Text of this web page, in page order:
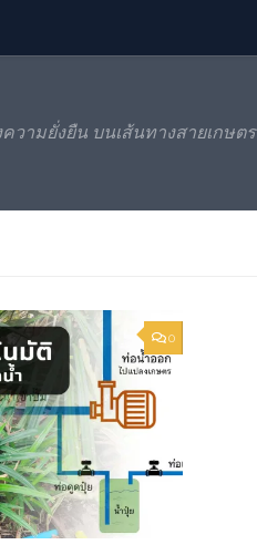
วามยั่งยืน บนเส้นทางสายเกษตร
0